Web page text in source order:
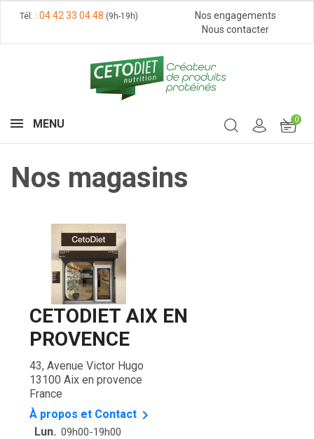
Tél. : 04 42 33 04 48 (9h-19h)
Nos engagements
Nous contacter
MENU 0
Nos magasins
CETODIET AIX EN
PROVENCE
43, Avenue Victor Hugo
13100 Aix en provence
France
À propos et Contact 
Lun. 09h00-19h00